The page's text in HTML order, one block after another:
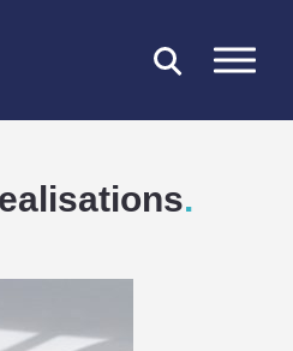
FERMER